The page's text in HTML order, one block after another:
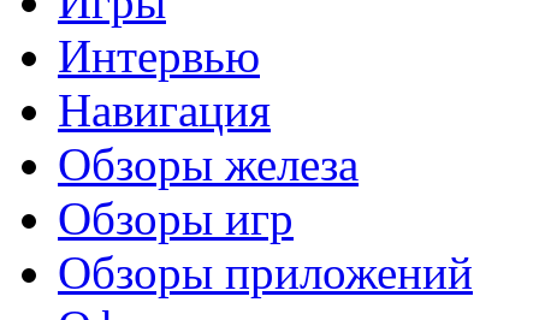
Интервью
Навигация
Обзоры железа
Обзоры игр
Обзоры приложений